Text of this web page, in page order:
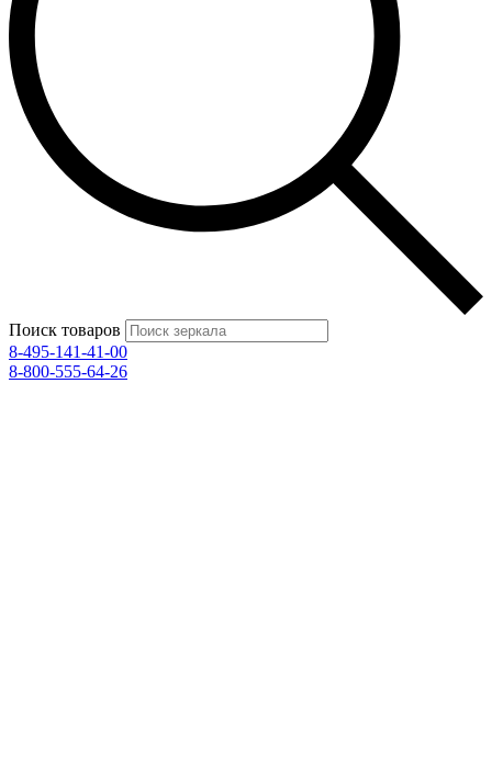
Поиск товаров
8-495-141-41-00
8-800-555-64-26